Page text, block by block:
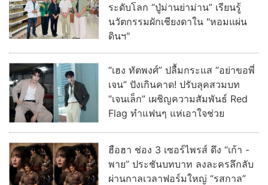
ระดับโลก “ปู่ม่านย่าม่าน” เรียนรู้
นวัตกรรมผักเชียงดาใน "หอมแผ่น
ดินฯ"
“เฮง ทัตพงศ์” ปลื้มกระแส “อย่าขอพี่
เจน” ปังเกินคาด! ปรับลุคสวมบท
“เจนเล็ก” เผชิญความสัมพันธ์ Red
Flag ทำแฟนๆ แห่เอาใจช่วย
ฮือฮา ช่อง 3 เซอร์ไพรส์ ดึง “เก้า -
พาย” ประชันบทบาท ลงละครลึกลับ
ผ่านกาลเวลาฟอร์มใหญ่ “รสกาล”